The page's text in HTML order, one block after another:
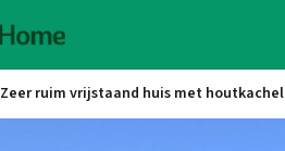
Zeer ruim vrijstaand huis met houtkachel